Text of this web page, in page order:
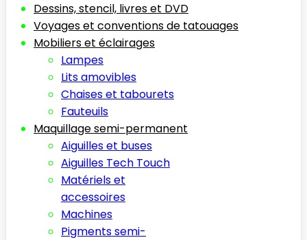
Dessins, stencil, livres et DVD
Voyages et conventions de tatouages
Mobiliers et éclairages
Lampes
Lits amovibles
Chaises et tabourets
Fauteuils
Maquillage semi-permanent
Aiguilles et buses
Aiguilles Tech Touch
Matériels et
accessoires
Machines
Pigments semi-